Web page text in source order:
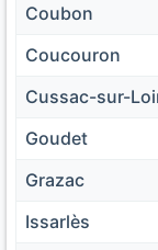
Coubon
Coucouron
Cussac-sur-
Goudet
Grazac
Issarlès